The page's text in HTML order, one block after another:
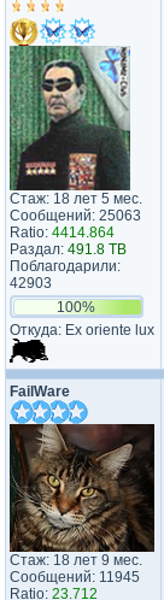
Стаж: 18 лет 5 мес.
Сообщений: 25063
Ratio: 4414.864
Раздал: 491.8 TB
Поблагодарили:
42903
100%
Откуда: Ex oriente lux
FailWare
Стаж: 18 лет 9 мес.
Сообщений: 11945
Ratio: 23.712